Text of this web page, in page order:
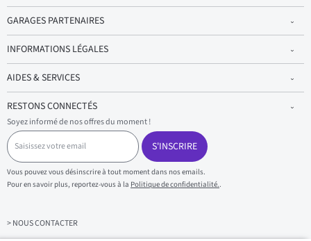
GARAGES PARTENAIRES
INFORMATIONS LÉGALES
AIDES & SERVICES
RESTONS CONNECTÉS
Soyez informé de nos offres du moment !
S
a
i
s
i
s
z
v
S'INSCRIRE
Vous pouvez vous désinscrire à tout moment dans nos emails.
Pour en savoir plus, reportez-vous à la Politique de confidentialité..
> NOUS CONTACTER